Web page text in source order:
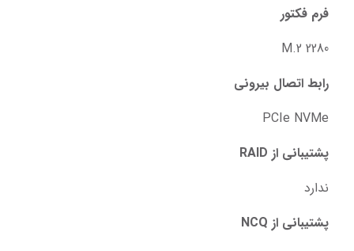
فرم فکتور
2280 M.2
رابط اتصال بیرونی
PCIe NVMe
پشتیبانی از RAID
ندارد
پشتیبانی از NCQ